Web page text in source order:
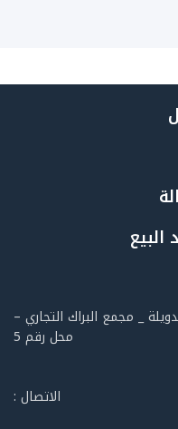
_ مجمع البراك التجاري –
محل رقم 5
الاتصال :